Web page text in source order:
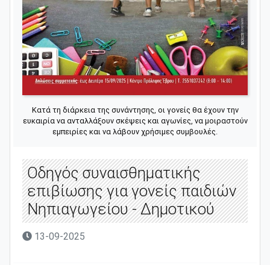
Κατά τη διάρκεια της συνάντησης, οι γονείς θα έχουν την
ευκαιρία να ανταλλάξουν σκέψεις και αγωνίες, να μοιραστούν
εμπειρίες και να λάβουν χρήσιμες συμβουλές.
Οδηγός συναισθηματικής
επιβίωσης για γονείς παιδιών
Νηπιαγωγείου - Δημοτικού
13-09-2025